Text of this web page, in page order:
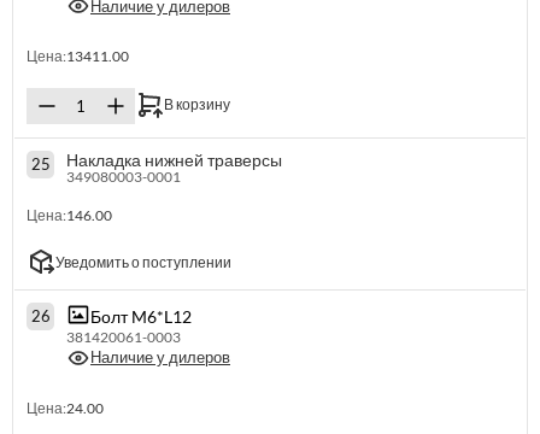
Наличие у дилеров
Цена:13411.00
В корзину
25 Накладка нижней траверсы
349080003-0001
Цена:146.00
Уведомить о поступлении
26 Болт M6*L12
381420061-0003
Наличие у дилеров
Цена:24.00